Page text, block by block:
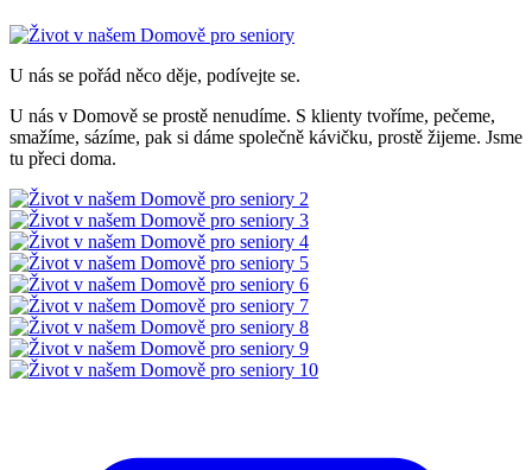
U nás se pořád něco děje, podívejte se.
U nás v Domově se prostě nenudíme. S klienty tvoříme, pečeme,
smažíme, sázíme, pak si dáme společně kávičku, prostě žijeme. Jsme
tu přeci doma.